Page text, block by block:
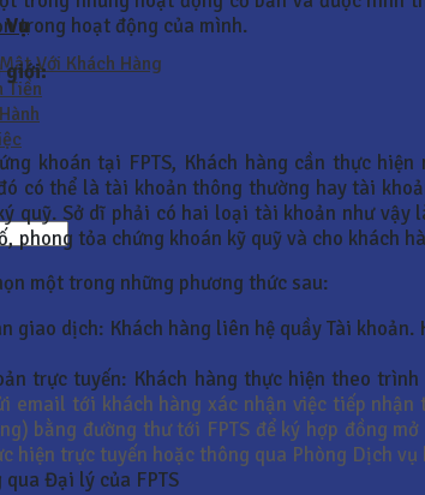
Vụ
Với Khách Hàng
Tiền
trong hoạt động của mình.
giới:
khoán tại FPTS, Khách hàng cần thực
có thể là tài khoản thông thường hay tài
quỹ. Sở dĩ phải có hai loại tài khoản như
phong tỏa chứng khoán kỹ quỹ và cho khách
một trong những phương thức sau:
giao dịch: Khách hàng liên hệ quầy Tài
trực tuyến: Khách hàng thực hiện theo
email tới khách hàng xác nhận việc tiếp
bằng đường thư tới FPTS để ký hợp đồng
hiện trực tuyến hoặc thông qua Phòng Dịch vụ
Đại lý của FPTS